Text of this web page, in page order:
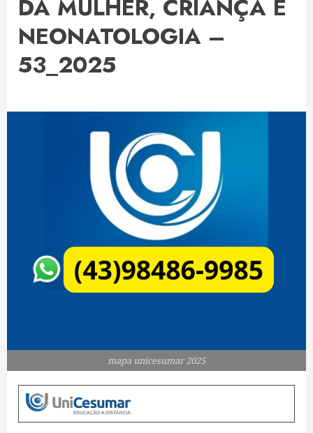
DA MULHER, CRIANÇA E
NEONATOLOGIA –
53_2025
mapa unicesumar 2025